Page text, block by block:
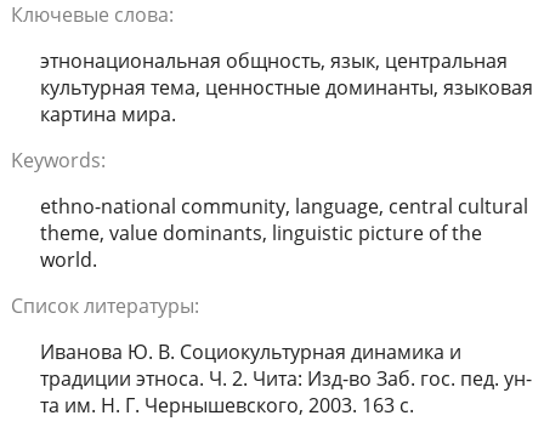
Ключевые слова:
этнонациональная общность, язык, центральная
культурная тема, ценностные доминанты, языковая
картина мира.
Keywords:
ethno-national community, language, central cultural
theme, value dominants, linguistic picture of the
world.
Список литературы:
Иванова Ю. В. Социокультурная динамика и
традиции этноса. Ч. 2. Чита: Изд-во Заб. гос. пед. ун-
та им. Н. Г. Чернышевского, 2003. 163 с.